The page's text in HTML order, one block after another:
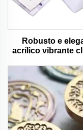
Robusto e
acrílico vibrante